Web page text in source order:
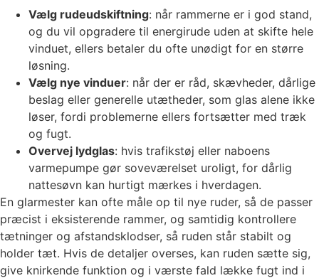
Vælg rudeudskiftning: når rammerne er i god stand,
og du vil opgradere til energirude uden at skifte hele
vinduet, ellers betaler du ofte unødigt for en større
løsning.
Vælg nye vinduer: når der er råd, skævheder, dårlige
beslag eller generelle utætheder, som glas alene ikke
løser, fordi problemerne ellers fortsætter med træk
og fugt.
Overvej lydglas: hvis trafikstøj eller naboens
varmepumpe gør soveværelset uroligt, for dårlig
nattesøvn kan hurtigt mærkes i hverdagen.
En glarmester kan ofte måle op til nye ruder, så de passer
præcist i eksisterende rammer, og samtidig kontrollere
tætninger og afstandsklodser, så ruden står stabilt og
holder tæt. Hvis de detaljer overses, kan ruden sætte sig,
give knirkende funktion og i værste fald lække fugt ind i